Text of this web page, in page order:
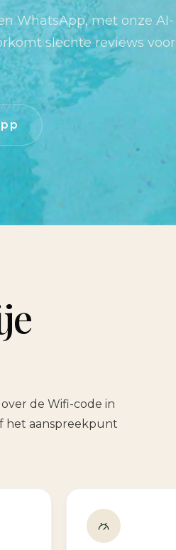
WhatsApp, met onze AI-
slechte reviews voor
de Wifi-code in
het aanspreekpunt